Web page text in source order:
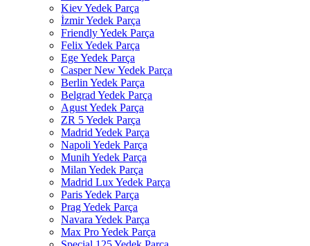
Kiev Yedek Parça
İzmir Yedek Parça
Friendly Yedek Parça
Felix Yedek Parça
Ege Yedek Parça
Casper New Yedek Parça
Berlin Yedek Parça
Belgrad Yedek Parça
Agust Yedek Parça
ZR 5 Yedek Parça
Madrid Yedek Parça
Napoli Yedek Parça
Munih Yedek Parça
Milan Yedek Parça
Madrid Lux Yedek Parça
Paris Yedek Parça
Prag Yedek Parça
Navara Yedek Parça
Max Pro Yedek Parça